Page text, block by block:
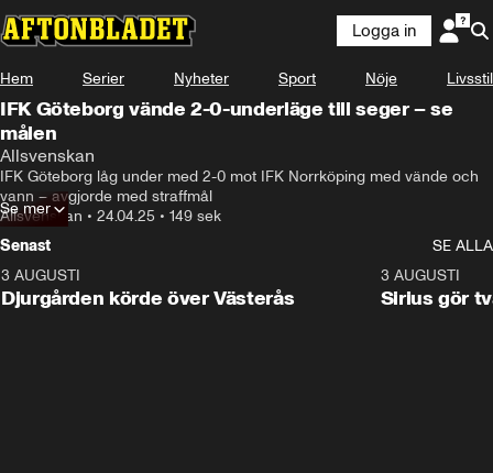
Logga in
Hem Serier Nyheter Sport Nöje Livsstil
IFK Göteborg vände 2-0-underläge till seger – se
målen
Allsvenskan
IFK Göteborg låg under med 2-0 mot IFK Norrköping med vände och
vann – avgjorde med straffmål
Allsvenskan • 24.04.25 • 149 sek
Se mer
Senast
SE ALLA
3 AUGUSTI
Djurgården körde över Västerås
3 AUGUSTI
Sirius gör